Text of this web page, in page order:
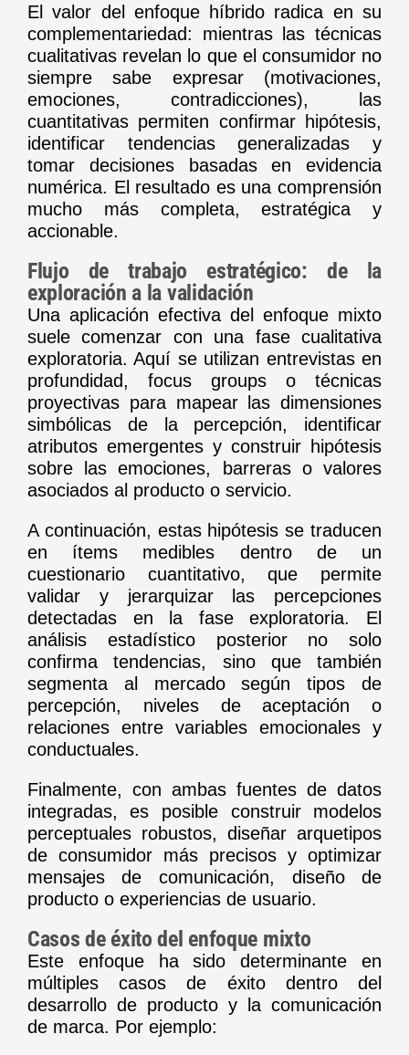
El valor del enfoque híbrido radica en su
complementariedad: mientras las técnicas
cualitativas revelan lo que el consumidor no
siempre sabe expresar (motivaciones,
emociones, contradicciones), las
cuantitativas permiten confirmar hipótesis,
identificar tendencias generalizadas y
tomar decisiones basadas en evidencia
numérica. El resultado es una comprensión
mucho más completa, estratégica y
accionable.
Flujo de trabajo estratégico: de la
exploración a la validación
Una aplicación efectiva del enfoque mixto
suele comenzar con una fase cualitativa
exploratoria. Aquí se utilizan entrevistas en
profundidad, focus groups o técnicas
proyectivas para mapear las dimensiones
simbólicas de la percepción, identificar
atributos emergentes y construir hipótesis
sobre las emociones, barreras o valores
asociados al producto o servicio.
A continuación, estas hipótesis se traducen
en ítems medibles dentro de un
cuestionario cuantitativo, que permite
validar y jerarquizar las percepciones
detectadas en la fase exploratoria. El
análisis estadístico posterior no solo
confirma tendencias, sino que también
segmenta al mercado según tipos de
percepción, niveles de aceptación o
relaciones entre variables emocionales y
conductuales.
Finalmente, con ambas fuentes de datos
integradas, es posible construir modelos
perceptuales robustos, diseñar arquetipos
de consumidor más precisos y optimizar
mensajes de comunicación, diseño de
producto o experiencias de usuario.
Casos de éxito del enfoque mixto
Este enfoque ha sido determinante en
múltiples casos de éxito dentro del
desarrollo de producto y la comunicación
de marca. Por ejemplo: